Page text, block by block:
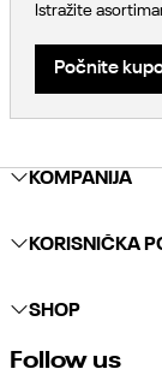
Istražite
Počnite
KOMPANIJA
KORISNIČKA
SHOP
Follow us